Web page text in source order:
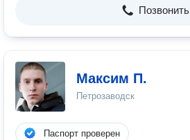
Позвонить
Максим П.
Петрозаводск
Паспорт проверен